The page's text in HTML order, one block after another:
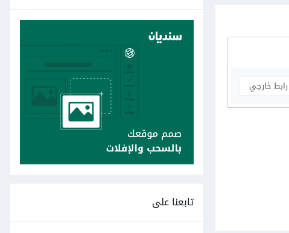
خارجي
تابعنا على